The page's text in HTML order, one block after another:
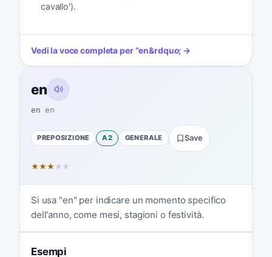
cavallo').
Vedi la voce completa per“en&rdquo; →
en
en en
PREPOSIZIONE A2 GENERALE Save
★★★ ★ ★
Si usa "en" per indicare un momento specifico
dell'anno, come mesi, stagioni o festività.
Esempi